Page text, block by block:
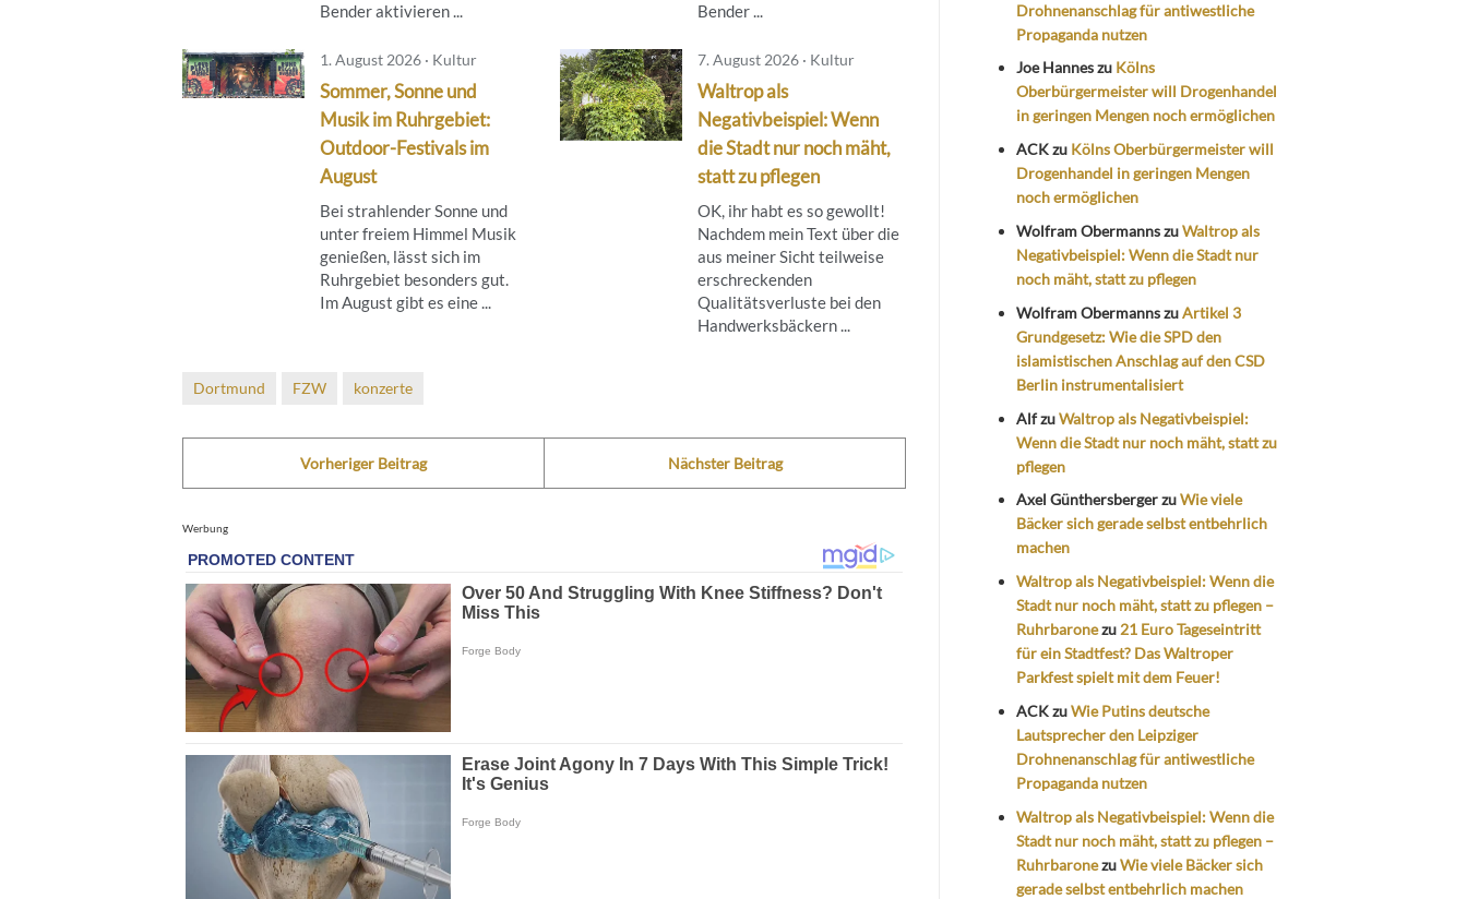
Bender aktivieren ...
Bender ...
1. August 2026 · Kultur
Sommer, Sonne und
Musik im Ruhrgebiet:
Outdoor-Festivals im
August
Bei strahlender Sonne und
unter freiem Himmel Musik
genießen, lässt sich im
Ruhrgebiet besonders gut.
Im August gibt es eine ...
7. August 2026 · Kultur
Waltrop als
Negativbeispiel: Wenn
die Stadt nur noch mäht,
statt zu pflegen
OK, ihr habt es so gewollt!
Nachdem mein Text über die
aus meiner Sicht teilweise
erschreckenden
Qualitätsverluste bei den
Handwerksbäckern ...
Dortmund FZW konzerte
Vorheriger Beitrag Nächster Beitrag
Werbung
Drohnenanschlag für antiwestliche
Propaganda nutzen
Joe Hanneszu Kölns
Oberbürgermeister will Drogenhandel
in geringen Mengen noch ermöglichen
ACKzu Kölns Oberbürgermeister will
Drogenhandel in geringen Mengen
noch ermöglichen
Wolfram ObermannszuWaltrop als
Negativbeispiel: Wenn die Stadt nur
noch mäht, statt zu pflegen
Wolfram ObermannszuArtikel 3
Grundgesetz: Wie die SPD den
islamistischen Anschlag auf den CSD
Berlin instrumentalisiert
AlfzuWaltrop als Negativbeispiel:
Wenn die Stadt nur noch mäht, statt zu
pflegen
Axel GünthersbergerzuWie viele
Bäcker sich gerade selbst entbehrlich
machen
Waltrop als Negativbeispiel: Wenn die
Stadt nur noch mäht, statt zu pflegen –
Ruhrbaronezu 21 Euro Tageseintritt
für ein Stadtfest? Das Waltroper
Parkfest spielt mit dem Feuer!
ACKzuWie Putins deutsche
Lautsprecher den Leipziger
Drohnenanschlag für antiwestliche
Propaganda nutzen
Waltrop als Negativbeispiel: Wenn die
Stadt nur noch mäht, statt zu pflegen –
RuhrbaronezuWie viele Bäcker sich
gerade selbst entbehrlich machen